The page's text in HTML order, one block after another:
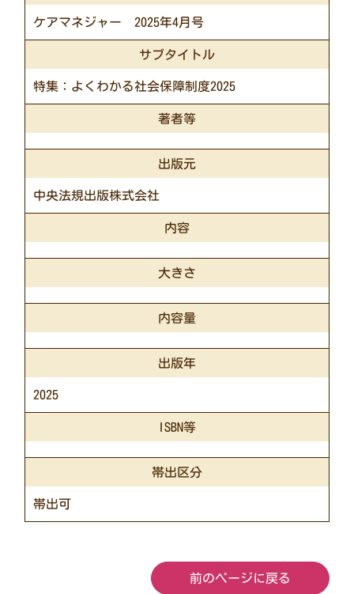
ケアマネジャー 2025年4月号
サブタイトル
特集：よくわかる社会保障制度2025
著者等
出版元
中央法規出版株式会社
内容
大きさ
内容量
出版年
2025
ISBN等
帯出区分
帯出可
前のページに戻る